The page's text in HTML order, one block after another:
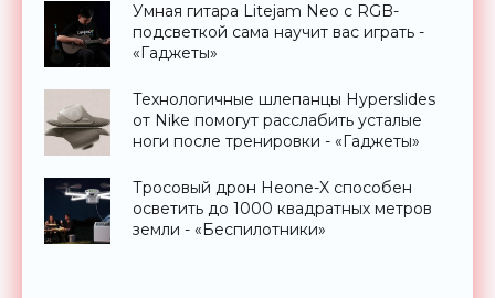
Умная гитара Litejam Neo с RGB-
подсветкой сама научит вас играть -
«Гаджеты»
Технологичные шлепанцы Hyperslides
от Nike помогут расслабить усталые
ноги после тренировки - «Гаджеты»
Тросовый дрон Heone-X способен
осветить до 1000 квадратных метров
земли - «Беспилотники»